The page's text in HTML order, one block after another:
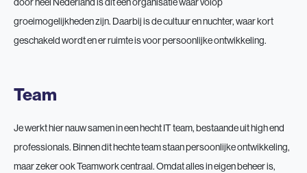
groeimogelijkheden zijn. Daarbij is de cultuur en nuchter, waar kort
geschakeld wordt en er ruimte is voor persoonlijke ontwikkeling.
Team
Je werkt hier nauw samen in een hecht IT team, bestaande uit high end
professionals. Binnen dit hechte team staan persoonlijke ontwikkeling,
maar zeker ook Teamwork centraal. Omdat alles in eigen beheer is,